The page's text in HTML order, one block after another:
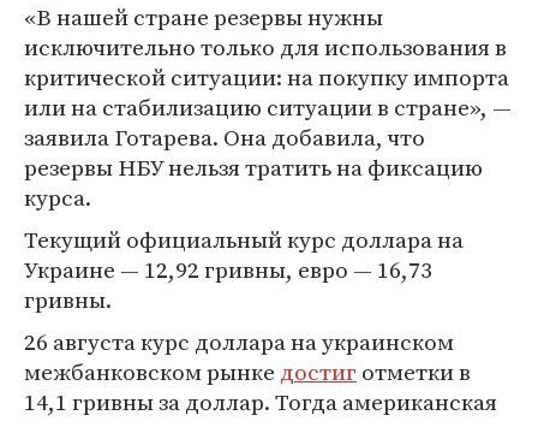
«В нашей стране резервы нужны
исключительно только для использования в
критической ситуации: на покупку импорта
или на стабилизацию ситуации в стране», —
заявила Готарева. Она добавила, что
резервы НБУ нельзя тратить на фиксацию
курса.
Текущий официальный курс доллара на
Украине — 12,92 гривны, евро — 16,73
гривны.
26 августа курс доллара на украинском
межбанковском рынке достиг отметки в
14,1 гривны за доллар. Тогда американская